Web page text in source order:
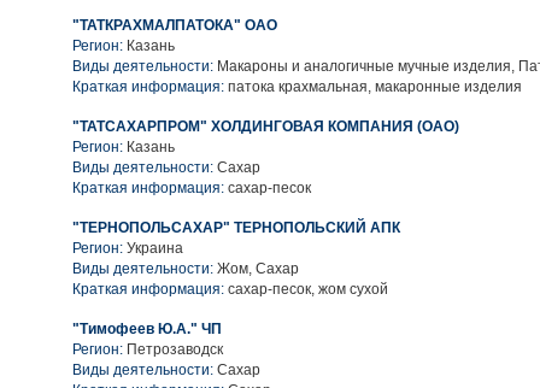
"ТАТКРАХМАЛПАТОКА" ОАО
Регион: Казань
Виды деятельности: Макароны и аналогичные мучные изделия,
Краткая информация: патока крахмальная, макаронные изделия
"ТАТСАХАРПРОМ" ХОЛДИНГОВАЯ КОМПАНИЯ (ОАО)
Регион: Казань
Виды деятельности: Сахар
Краткая информация: сахар-песок
"ТЕРНОПОЛЬСАХАР" ТЕРНОПОЛЬСКИЙ АПК
Регион: Украина
Виды деятельности: Жом, Сахар
Краткая информация: сахар-песок, жом сухой
"Тимофеев Ю.А." ЧП
Регион: Петрозаводск
Виды деятельности: Сахар